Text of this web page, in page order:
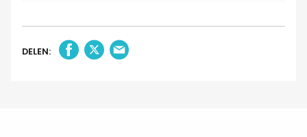
DELEN: